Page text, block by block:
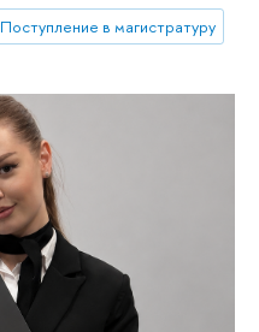
Поступление в магистратуру